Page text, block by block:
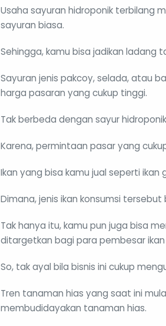
Usaha sayuran hidroponik terbilang
sayuran biasa.
Sehingga, kamu bisa jadikan ladang
Sayuran jenis pakcoy, selada, atau
harga pasaran yang cukup tinggi.
Tak berbeda dengan sayur
Karena, permintaan pasar yang
Ikan yang bisa kamu jual seperti ikan
Dimana, jenis ikan konsumsi
Tak hanya itu, kamu pun juga bisa
ditargetkan bagi para pembesar ikan
So, tak ayal bila bisnis ini cukup
Tren tanaman hias yang saat ini
membudidayakan tanaman hias.